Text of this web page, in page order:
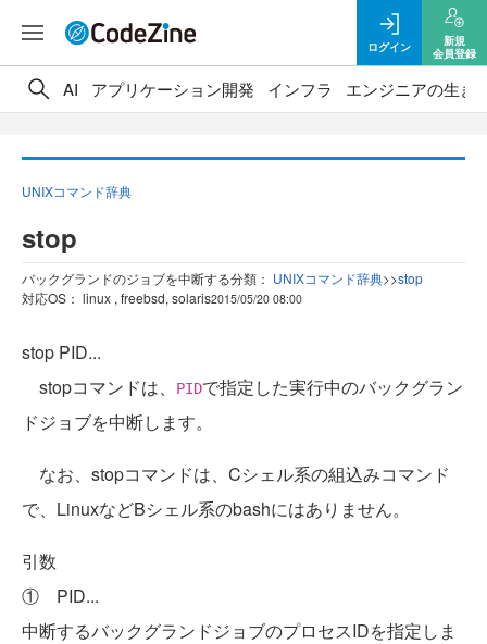
ログイン
新規
会員登録
AI アプリケーション開発 インフラ エンジニアの生き
UNIXコマンド辞典
stop
バックグランドのジョブを中断する分類： UNIXコマンド辞典>>stop
対応OS： linux , freebsd, solaris2015/05/20 08:00
stop PID...
stopコマンドは、
PIDで指定した実行中のバックグラン
ドジョブを中断します。
なお、stopコマンドは、Cシェル系の組込みコマンド
で、LinuxなどBシェル系のbashにはありません。
引数
① PID...
中断するバックグランドジョブのプロセスIDを指定しま